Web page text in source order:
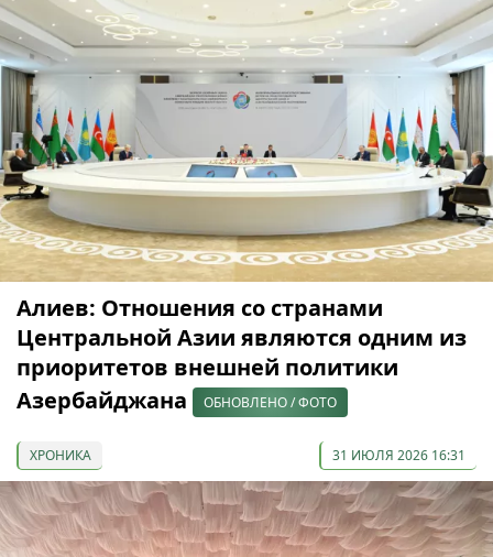
Алиев: Отношения со странами
Центральной Азии являются одним из
приоритетов внешней политики
Азербайджана
ОБНОВЛЕНО / ФОТО
ХРОНИКА 31 ИЮЛЯ 2026 16:31